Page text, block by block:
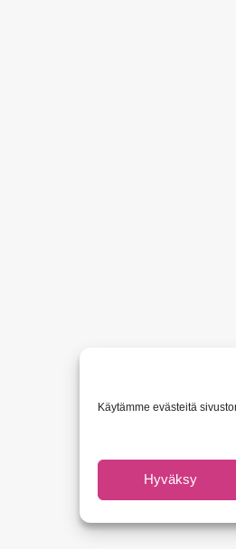
Käytämme evästeitä
Hyväksy